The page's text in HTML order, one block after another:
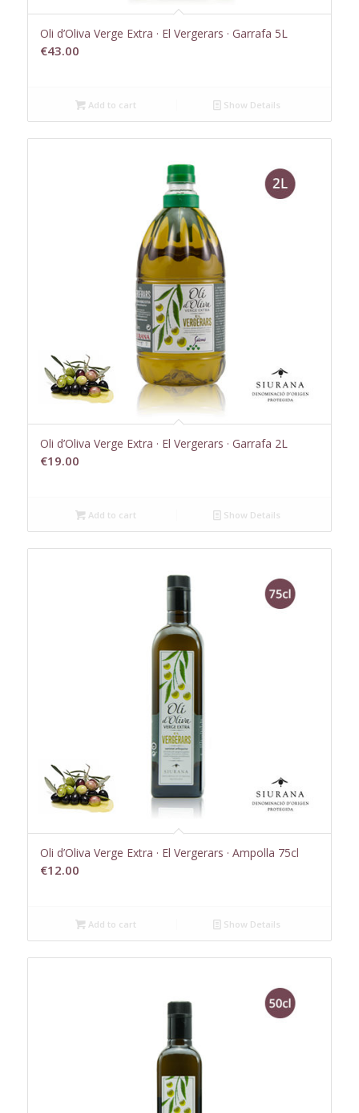
Oli d’Oliva Verge Extra · El Vergerars · Garrafa 5L
€43.00
Add to cart Show Details
Oli d’Oliva Verge Extra · El Vergerars · Garrafa 2L
€19.00
Add to cart Show Details
Oli d’Oliva Verge Extra · El Vergerars · Ampolla 75cl
€12.00
Add to cart Show Details